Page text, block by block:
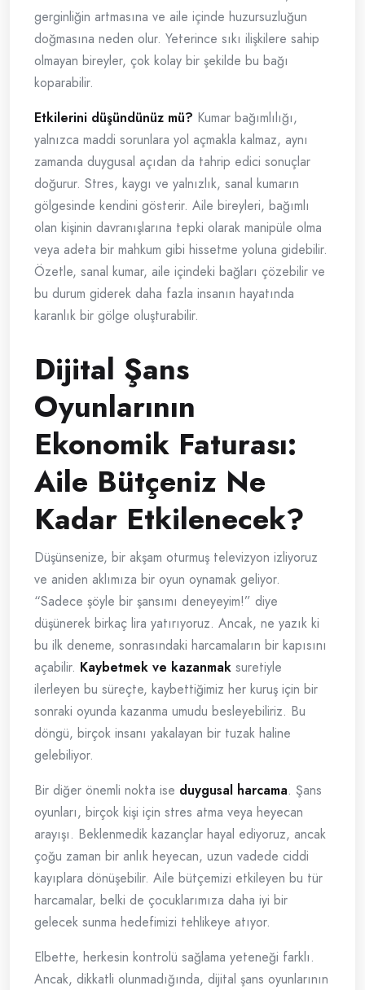
gerginliğin artmasına ve aile içinde huzursuzluğun
doğmasına neden olur. Yeterince sıkı ilişkilere sahip
olmayan bireyler, çok kolay bir şekilde bu bağı
koparabilir.
Etkilerini düşündünüz mü? Kumar bağımlılığı,
yalnızca maddi sorunlara yol açmakla kalmaz, aynı
zamanda duygusal açıdan da tahrip edici sonuçlar
doğurur. Stres, kaygı ve yalnızlık, sanal kumarın
gölgesinde kendini gösterir. Aile bireyleri, bağımlı
olan kişinin davranışlarına tepki olarak manipüle olma
veya adeta bir mahkum gibi hissetme yoluna gidebilir.
Özetle, sanal kumar, aile içindeki bağları çözebilir ve
bu durum giderek daha fazla insanın hayatında
karanlık bir gölge oluşturabilir.
Dijital Şans
Oyunlarının
Ekonomik Faturası:
Aile Bütçeniz Ne
Kadar Etkilenecek?
Düşünsenize, bir akşam oturmuş televizyon izliyoruz
ve aniden aklımıza bir oyun oynamak geliyor.
“Sadece şöyle bir şansımı deneyeyim!” diye
düşünerek birkaç lira yatırıyoruz. Ancak, ne yazık ki
bu ilk deneme, sonrasındaki harcamaların bir kapısını
açabilir. Kaybetmek ve kazanmak suretiyle
ilerleyen bu süreçte, kaybettiğimiz her kuruş için bir
sonraki oyunda kazanma umudu besleyebiliriz. Bu
döngü, birçok insanı yakalayan bir tuzak haline
gelebiliyor.
Bir diğer önemli nokta ise duygusal harcama. Şans
oyunları, birçok kişi için stres atma veya heyecan
arayışı. Beklenmedik kazançlar hayal ediyoruz, ancak
çoğu zaman bir anlık heyecan, uzun vadede ciddi
kayıplara dönüşebilir. Aile bütçemizi etkileyen bu tür
harcamalar, belki de çocuklarımıza daha iyi bir
gelecek sunma hedefimizi tehlikeye atıyor.
Elbette, herkesin kontrolü sağlama yeteneği farklı.
Ancak, dikkatli olunmadığında, dijital şans oyunlarının